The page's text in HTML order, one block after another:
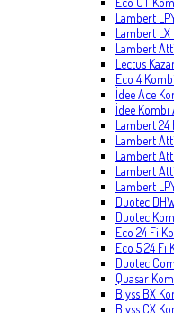
Lambert
Lambert LX
Lambert
Lectus
Eco 4
İdee Ace
İdee Kombi
Lambert 24
Lambert
Lambert
Lambert
Lambert
Duotec
Duotec
Eco 24 Fi
Eco 5 24 Fi
Duotec
Quasar
Blyss BX
Blyss CX